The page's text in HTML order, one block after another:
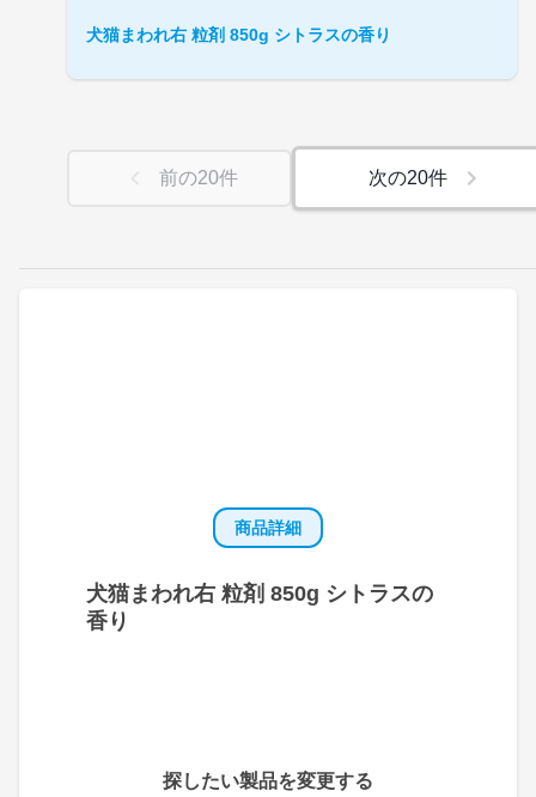
商品詳細
犬猫まわれ右 粒剤 850g シトラスの
香り
探したい製品を変更する
犬猫まわれ右 粒剤 850g シトラスの香り
前の20件 次の20件